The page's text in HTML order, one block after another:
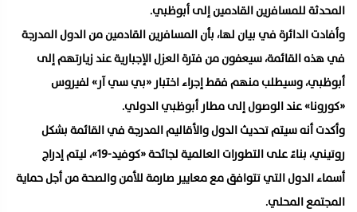
المحدثة للمسافرين القادمين إلى أبوظبي.
وأفادت الدائرة في بيان لها، بأن المسافرين القادمين من الدول المدرجة
في هذه القائمة، سيعفون من فترة العزل الإجبارية عند زيارتهم إلى
أبوظبي، وسيطلب منهم فقط إجراء اختبار «بي سي آر» لفيروس
«كورونا» عند الوصول إلى مطار أبوظبي الدولي.
وأكدت أنه سيتم تحديث الدول والأقاليم المدرجة في القائمة بشكل
روتيني، بناءً على التطورات العالمية لجائحة «كوفيد-19»، ليتم إدراج
أسماء الدول التي تتوافق مع معايير صارمة للأمن والصحة من أجل حماية
المجتمع المحلي.